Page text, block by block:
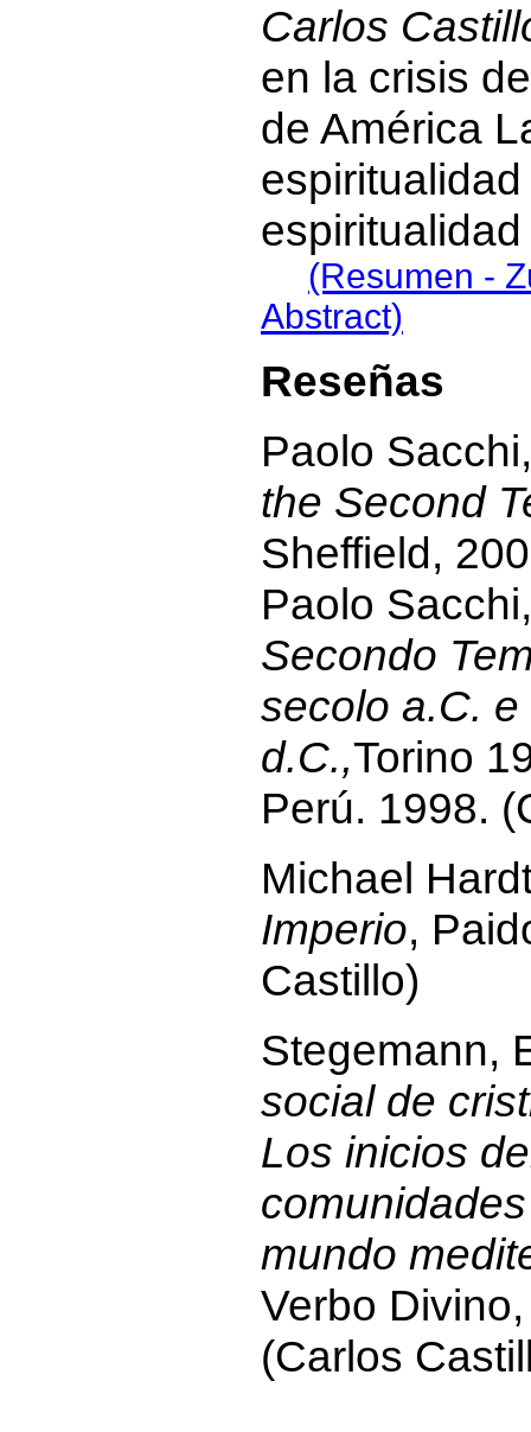
Carlos
en la crisis
de América
(Resumen -
Abstract)
Reseñas
Paolo
the Second
Sheffield,
Paolo
Secondo
secolo a.C.
d.C.,Torino
Perú. 1998.
Michael
Imperio,
Castillo)
Stegemann,
social de
Los inicios
mundo
Verbo
(Carlos